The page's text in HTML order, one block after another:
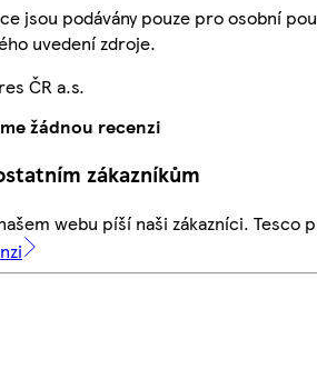
jsou podávány pouze pro osobní
uvedení zdroje.
ČR a.s.
žádnou recenzi
zákazníkům
webu píší naši zákazníci.